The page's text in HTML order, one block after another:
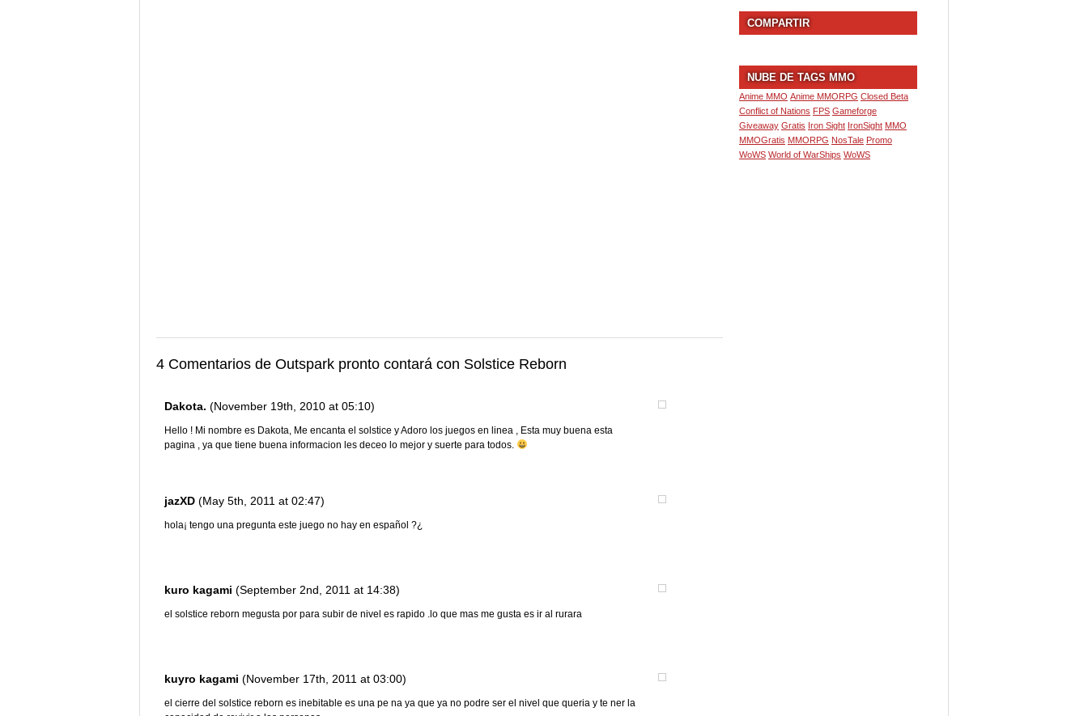
4 Comentarios de Outspark pronto contará con Solstice Reborn
Dakota. (November 19th, 2010 at 05:10)
Hello ! Mi nombre es Dakota, Me encanta el solstice y Adoro los juegos en linea , Esta muy buena esta
pagina , ya que tiene buena informacion les deceo lo mejor y suerte para todos.
jazXD (May 5th, 2011 at 02:47)
hola¡ tengo una pregunta este juego no hay en español ?¿
kuro kagami (September 2nd, 2011 at 14:38)
el solstice reborn megusta por para subir de nivel es rapido .lo que mas me gusta es ir al rurara
kuyro kagami (November 17th, 2011 at 03:00)
el cierre del solstice reborn es inebitable es una pe na ya que ya no podre ser el nivel que queria y te ner la
COMPARTIR
NUBE DE TAGS MMO
Anime MMO Anime MMORPG Closed Beta
Conflict of Nations FPS Gameforge
Giveaway Gratis Iron Sight IronSight MMO
MMOGratis MMORPG NosTale Promo
WoWS World of WarShips WoWS